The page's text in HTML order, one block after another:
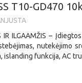
T10-GD470
IR ILGAAMŽIS –
nutekėjimo
islanding funkcija, AC